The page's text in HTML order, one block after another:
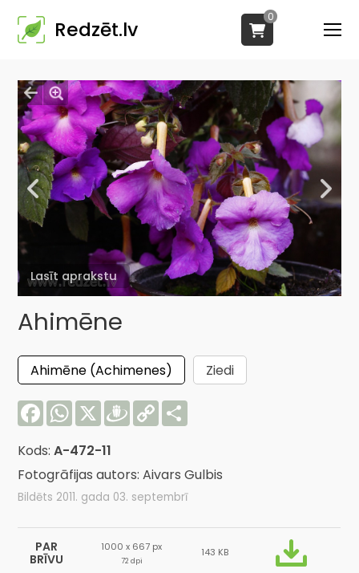
Redzēt.lv
0
Lasīt aprakstu
Ahimēne
Ahimēne (Achimenes)
Ziedi
FacebookWhatsApp
X Draugiem
Copy
Link
Kods:A-472-11
Fotogrāfijas autors: Aivars Gulbis
Bildēts 2011. gada 03. septembrī
PAR
BRĪVU
1000 x 667 px
72 dpi
143 KB